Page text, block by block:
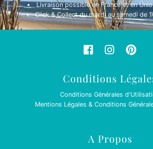
Livraison possible en France et en
Click & Collect du mardi au samedi de
Conditions
Conditions Générales
Mentions Légales & Conditions
A Propos